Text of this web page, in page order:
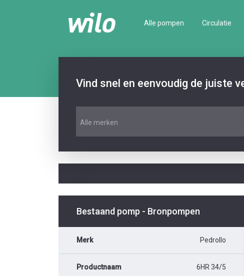
Alle pompen Circulatie
Vind snel en eenvoudig de juiste
Alle merken
Bestaand pomp - Bronpompen
Merk Pedrollo
Productnaam 6HR 34/5